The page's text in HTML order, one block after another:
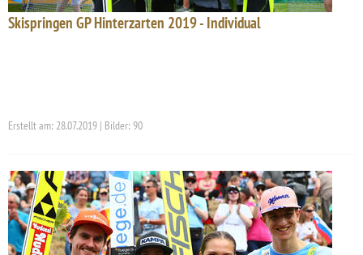
Skispringen GP Hinterzarten 2019 - Individual
Erstellt am: 28.07.2019 | Bilder: 90